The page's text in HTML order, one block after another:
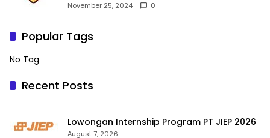
November 25, 2024 0
Popular Tags
No Tag
Recent Posts
Lowongan Internship Program PT JIEP 2026
August 7, 2026